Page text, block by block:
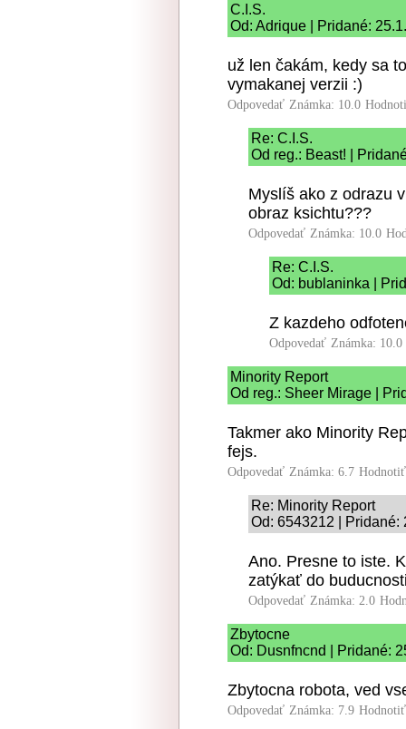
C.I.S.
Od: Adrique | Pridané:
už len čakám, kedy sa
vymakanej verzii :)
Odpovedať Známka: 10.0
Re: C.I.S.
Od reg.: Beast! |
Myslíš ako z odrazu
obraz ksichtu???
Odpovedať Známka: 10.0
Re: C.I.S.
Od: bublaninka |
Z kazdeho
Odpovedať Známka: 10.0
Minority Report
Od reg.: Sheer Mirage |
Takmer ako Minority
fejs.
Odpovedať Známka: 6.7
Re: Minority Report
Od: 6543212 | Pridané:
Ano. Presne to iste.
zatýkať do
Odpovedať Známka: 2.0
Zbytocne
Od: Dusnfncnd | Pridané:
Zbytocna robota, ved
Odpovedať Známka: 7.9